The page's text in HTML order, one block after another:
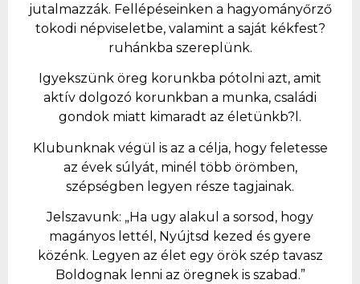
jutalmazzák. Fellépéseinken a hagyományőrző
tokodi népviseletbe, valamint a saját kékfest?
ruhánkba szereplünk.
Igyekszünk öreg korunkba pótolni azt, amit
aktív dolgozó korunkban a munka, családi
gondok miatt kimaradt az életünkb?l.
Klubunknak végül is az a célja, hogy feletesse
az évek súlyát, minél több örömben,
szépségben legyen része tagjainak.
Jelszavunk: „Ha ugy alakul a sorsod, hogy
magányos lettél, Nyújtsd kezed és gyere
közénk. Legyen az élet egy örök szép tavasz
Boldognak lenni az öregnek is szabad.”